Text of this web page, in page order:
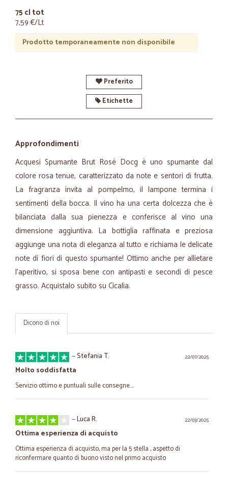
75 cl tot
7,59 €/Lt
Prodotto temporaneamente non disponibile
Preferito
Etichette
Approfondimenti
Acquesi Spumante Brut Rosé Docg è uno spumante dal
colore rosa tenue, caratterizzato da note e sentori di frutta.
La fragranza invita al pompelmo, il lampone termina i
sentimenti della bocca. Il vino ha una certa dolcezza che è
bilanciata dalla sua pienezza e conferisce al vino una
dimensione aggiuntiva. La bottiglia raffinata e preziosa
aggiunge una nota di eleganza al tutto e richiama le delicate
note di fiori di questo spumante! Ottimo anche per allietare
l'aperitivo, si sposa bene con antipasti e secondi di pesce
grasso. Acquistalo subito su Cicalia.
Dicono di noi
22/07/2025
—Stefania T.
Molto soddisfatta
Servizio ottimo e puntuali sulle consegne....
22/03/2025
—Luca R.
Ottima esperienza di acquisto
Ottima esperienza di acquisto, ma per la 5 stella , aspetto di
riconfermare quanto di buono visto nel primo acquisto